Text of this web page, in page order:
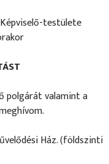
testülete
polgárát valamint a
Ház. (földszinti